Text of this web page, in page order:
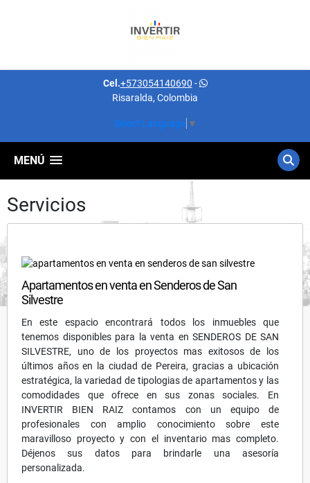
Cel.+573054140690 -
Risaralda, Colombia
Select Language ▼
MENÚ
Servicios
Apartamentos en venta en Senderos de San
Silvestre
En este espacio encontrará todos los inmuebles que
tenemos disponibles para la venta en SENDEROS DE SAN
SILVESTRE, uno de los proyectos mas exitosos de los
últimos años en la ciudad de Pereira, gracias a ubicación
estratégica, la variedad de tipologias de apartamentos y las
comodidades que ofrece en sus zonas sociales. En
INVERTIR BIEN RAIZ contamos con un equipo de
profesionales con amplio conocimiento sobre este
maravilloso proyecto y con el inventario mas completo.
Déjenos sus datos para brindarle una asesoría
personalizada.